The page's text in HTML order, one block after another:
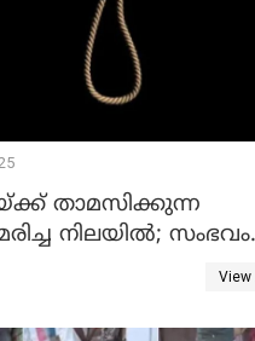
താമസിക്കുന്ന
നിലയില്‍; സംഭവം
View